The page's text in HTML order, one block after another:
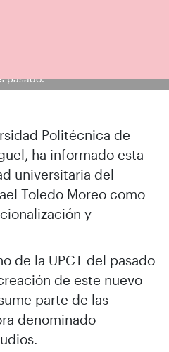
sesiones de la EUt+ week
pasado.
Politécnica de
ha informado esta
universitaria del
Toledo Moreo como
y
de la UPCT del pasado
de este nuevo
parte de las
denominado